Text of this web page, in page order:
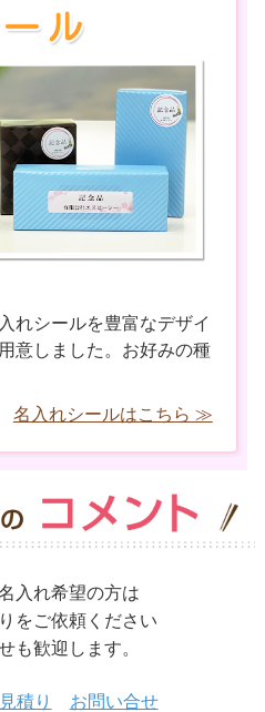
れシールを豊富なデザイ
意しました。お好みの種
名入れシールはこちら ≫
入れ希望の方は
をご依頼ください
も歓迎します。
積り お問い合せ